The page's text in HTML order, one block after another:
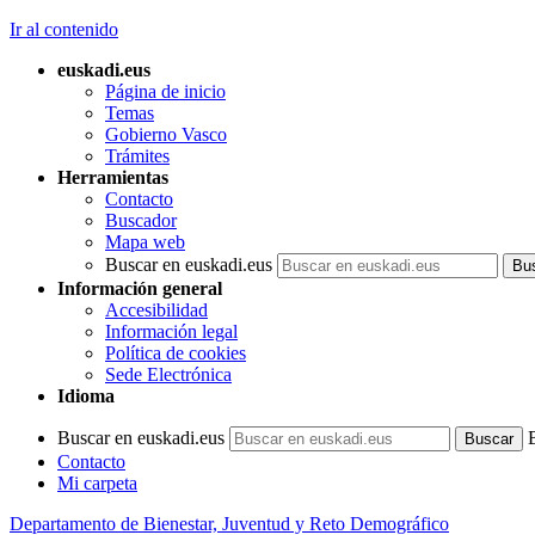
Ir al contenido
euskadi.eus
Página de inicio
Temas
Gobierno Vasco
Trámites
Herramientas
Contacto
Buscador
Mapa web
Buscar en euskadi.eus
Información general
Accesibilidad
Información legal
Política de cookies
Sede Electrónica
Idioma
Buscar en euskadi.eus
Contacto
Mi carpeta
Departamento de Bienestar, Juventud y Reto Demográfico